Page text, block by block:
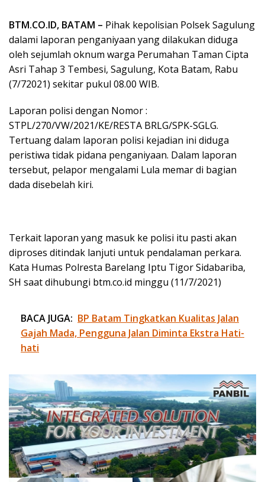
BTM.CO.ID, BATAM – Pihak kepolisian Polsek Sagulung
dalami laporan penganiyaan yang dilakukan diduga
oleh sejumlah oknum warga Perumahan Taman Cipta
Asri Tahap 3 Tembesi, Sagulung, Kota Batam, Rabu
(7/72021) sekitar pukul 08.00 WIB.
Laporan polisi dengan Nomor :
STPL/270/VW/2021/KE/RESTA BRLG/SPK-SGLG.
Tertuang dalam laporan polisi kejadian ini diduga
peristiwa tidak pidana penganiyaan. Dalam laporan
tersebut, pelapor mengalami Lula memar di bagian
dada disebelah kiri.
Terkait laporan yang masuk ke polisi itu pasti akan
diproses ditindak lanjuti untuk pendalaman perkara.
Kata Humas Polresta Barelang Iptu Tigor Sidabariba,
SH saat dihubungi btm.co.id minggu (11/7/2021)
BACA JUGA: BP Batam Tingkatkan Kualitas Jalan
Gajah Mada, Pengguna Jalan Diminta Ekstra Hati-
hati